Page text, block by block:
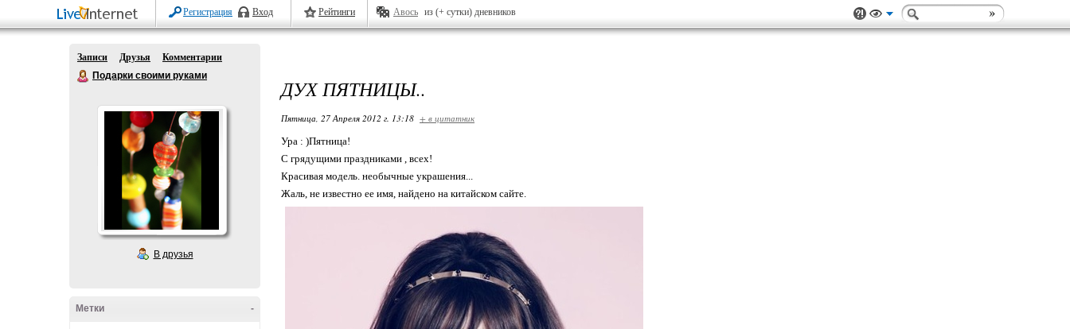
Регистрация Вход Рейтинги Авось из (+ сутки) дневников
Записи Друзья
Комментарии
Подарки своими руками
В друзья
-
Метки
ДУХ ПЯТНИЦЫ..
Пятница, 27 Апреля 2012 г. 13:18 + в цитатник
Ура : )Пятница!
С грядущими праздниками , всех!
Красивая модель. необычные украшения...
Жаль, не известно ее имя, найдено на китайском сайте.